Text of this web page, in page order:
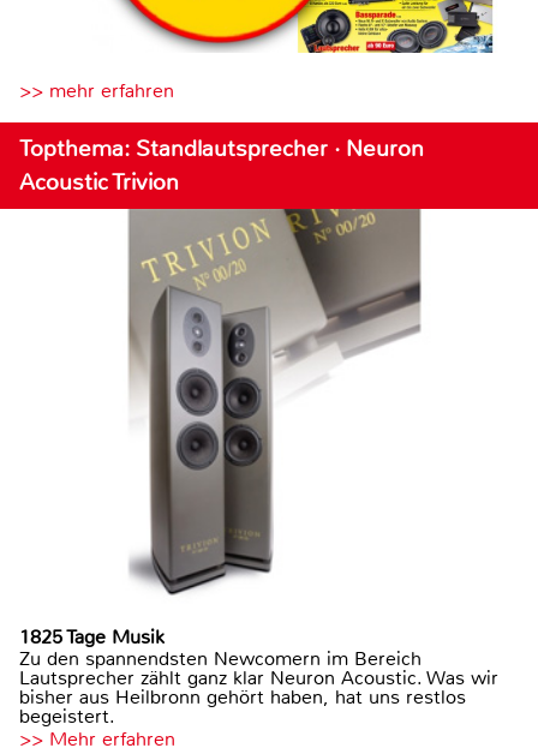
>> mehr erfahren
Topthema: Standlautsprecher · Neuron
Acoustic Trivion
1825 Tage Musik
Zu den spannendsten Newcomern im Bereich
Lautsprecher zählt ganz klar Neuron Acoustic. Was wir
bisher aus Heilbronn gehört haben, hat uns restlos
begeistert.
>> Mehr erfahren